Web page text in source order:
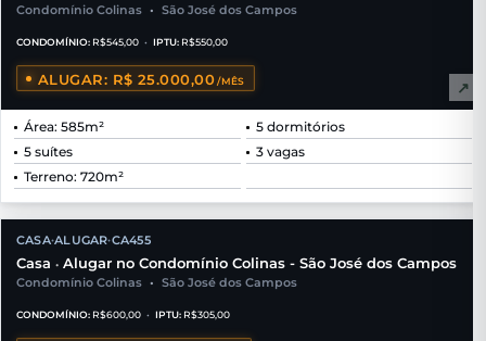
Condomínio Colinas • São José dos Campos
CONDOMÍNIO: R$545,00 • IPTU: R$550,00
ALUGAR: R$ 25.000,00 /MÊS ↗
Área: 585m²
5 dormitórios
5 suítes
3 vagas
Terreno: 720m²
CASA•ALUGAR•CA455
Casa • Alugar no Condomínio Colinas - São José dos Campos
Condomínio Colinas • São José dos Campos
CONDOMÍNIO: R$600,00 • IPTU: R$305,00